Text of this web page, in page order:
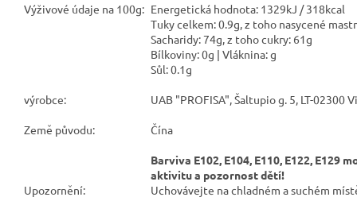
Výživové údaje na 100g: Energetická hodnota: 1329kJ / 318kcal
Tuky celkem: 0.9g, z toho nasycené
Sacharidy: 74g, z toho cukry: 61g
Bílkoviny: 0g | Vláknina: g
Sůl: 0.1g
výrobce: UAB "PROFISA", Šaltupio g. 5, LT-02300
Země původu: Čína
Upozornění:
Barviva E102, E104, E110, E122, E129
aktivitu a pozornost dětí!
Uchovávejte na chladném a suchém